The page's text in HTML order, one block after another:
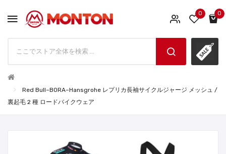
0 0
Red Bull–BORA–Hansgrohe レプリカ長袖サイクルジャージ メッシュ /
裏起毛 2 種 ロードバイクウェア